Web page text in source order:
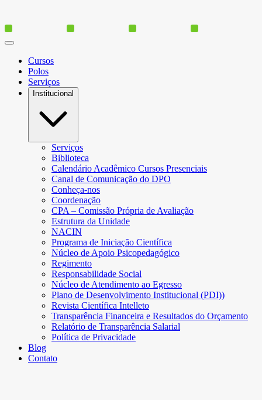
Cursos
Polos
Serviços
Institucional
Serviços
Biblioteca
Calendário Acadêmico Cursos Presenciais
Canal de Comunicação do DPO
Conheça-nos
Coordenação
CPA – Comissão Própria de Avaliação
Estrutura da Unidade
NACIN
Programa de Iniciação Científica
Núcleo de Apoio Psicopedagógico
Regimento
Responsabilidade Social
Núcleo de Atendimento ao Egresso
Plano de Desenvolvimento Institucional (PDI))
Revista Científica Intelleto
Transparência Financeira e Resultados do Orçamento
Relatório de Transparência Salarial
Política de Privacidade
Blog
Contato